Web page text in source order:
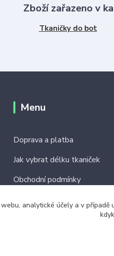
Zboží zařazeno v
Tkaničky do bot
Menu
Doprava a platba
Jak vybrat délku tkaniček
Obchodní podmínky
analytické účely a v